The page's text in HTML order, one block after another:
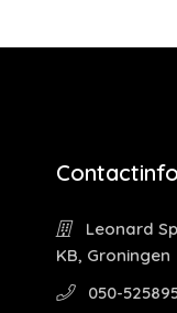
Leonard
KB, Groningen
050-